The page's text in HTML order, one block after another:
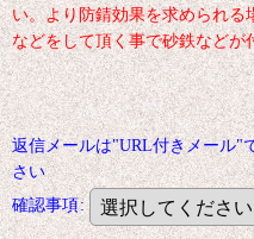
い。より防錆効果を求められ
などをして頂く事で砂鉄などが
返信メールは"URL付きメール"
さい
確認事項: